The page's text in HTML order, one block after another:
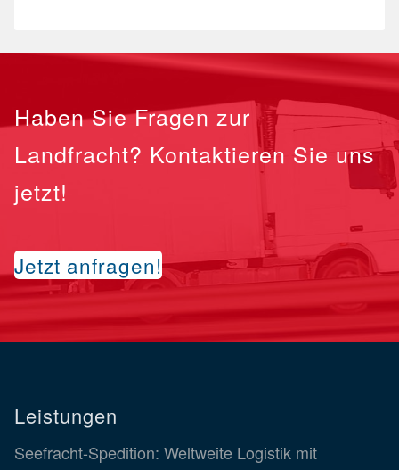
Haben Sie Fragen zur
Landfracht? Kontaktieren Sie uns
jetzt!
Jetzt anfragen!
Leistungen
Seefracht-Spedition: Weltweite Logistik mit